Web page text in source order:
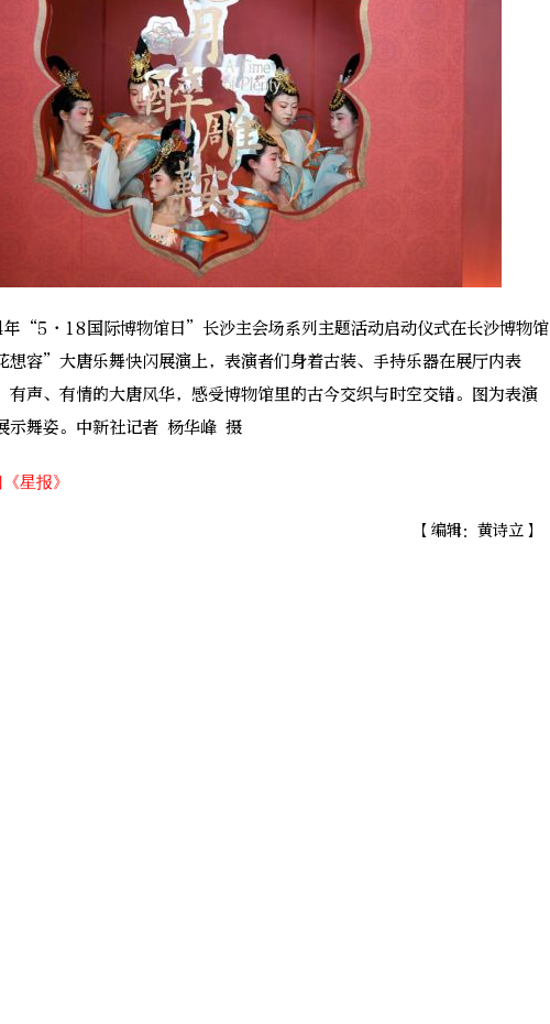
国际博物馆日”长沙主会场系列主题活动启动仪式在长沙博物馆
容”大唐乐舞快闪展演上，表演者们身着古装、手持乐器在展厅内表
有声、有情的大唐风华，感受博物馆里的古今交织与时空交错。图为表演
示舞姿。中新社记者 杨华峰 摄
星报》
【编辑：黄诗立】